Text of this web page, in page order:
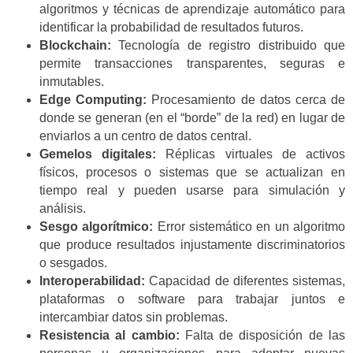
algoritmos y técnicas de aprendizaje automático para
identificar la probabilidad de resultados futuros.
Blockchain: Tecnología de registro distribuido que
permite transacciones transparentes, seguras e
inmutables.
Edge Computing: Procesamiento de datos cerca de
donde se generan (en el “borde” de la red) en lugar de
enviarlos a un centro de datos central.
Gemelos digitales: Réplicas virtuales de activos
físicos, procesos o sistemas que se actualizan en
tiempo real y pueden usarse para simulación y
análisis.
Sesgo algorítmico: Error sistemático en un algoritmo
que produce resultados injustamente discriminatorios
o sesgados.
Interoperabilidad: Capacidad de diferentes sistemas,
plataformas o software para trabajar juntos e
intercambiar datos sin problemas.
Resistencia al cambio: Falta de disposición de las